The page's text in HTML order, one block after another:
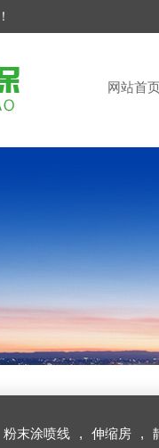
网站首
粉末涂喷线 , 伸缩房 ,